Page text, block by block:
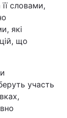
словами,
які
що
участь